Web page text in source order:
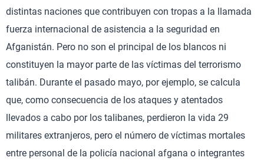
distintas naciones que contribuyen con tropas a la llamada
fuerza internacional de asistencia a la seguridad en
Afganistán. Pero no son el principal de los blancos ni
constituyen la mayor parte de las víctimas del terrorismo
talibán. Durante el pasado mayo, por ejemplo, se calcula
que, como consecuencia de los ataques y atentados
llevados a cabo por los talibanes, perdieron la vida 29
militares extranjeros, pero el número de víctimas mortales
entre personal de la policía nacional afgana o integrantes